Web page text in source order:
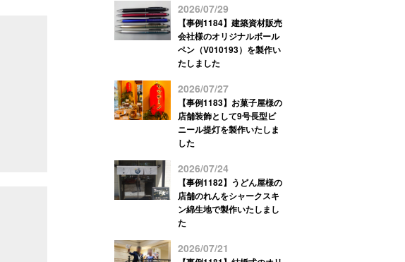
2026/07/29
【事例1184】建築資材販売
会社様のオリジナルボール
ペン（V010193）を製作い
たしました
2026/07/27
【事例1183】お菓子屋様の
店舗装飾として9号長型ビ
ニール提灯を製作いたしま
した
2026/07/24
【事例1182】うどん屋様の
店舗のれんをシャークスキ
ン綿生地で製作いたしまし
た
2026/07/21